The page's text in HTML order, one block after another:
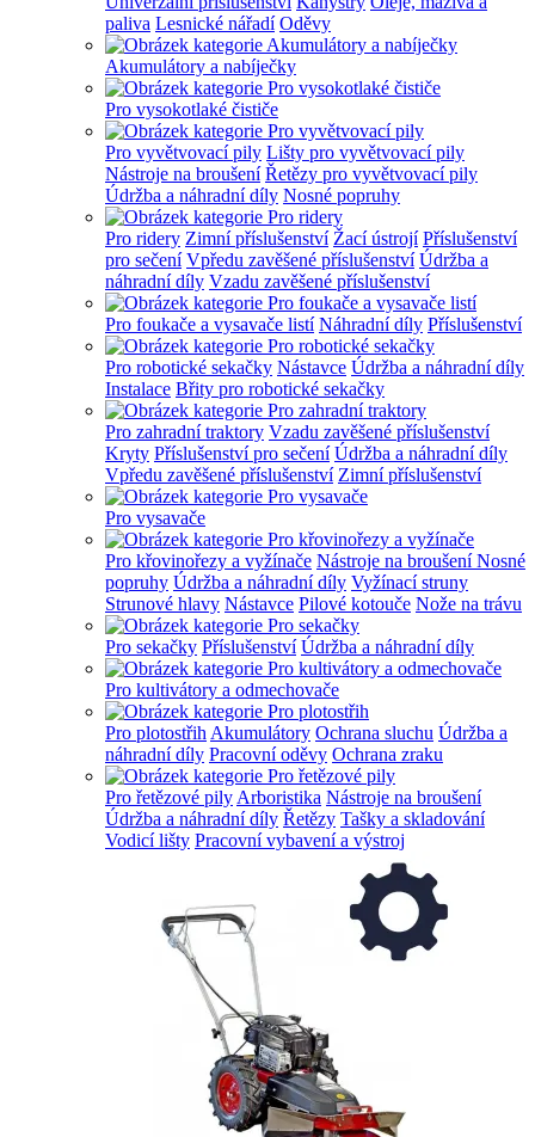
paliva Lesnické nářadí Oděvy
Akumulátory a nabíječky
Pro vysokotlaké čističe
Pro vyvětvovací pily Lišty pro vyvětvovací pily
Nástroje na broušení Řetězy pro vyvětvovací pily
Údržba a náhradní díly Nosné popruhy
Pro ridery Zimní příslušenství Žací ústrojí Příslušenství
pro sečení Vpředu zavěšené příslušenství Údržba a
náhradní díly Vzadu zavěšené příslušenství
Pro foukače a vysavače listí Náhradní díly Příslušenství
Pro robotické sekačky Nástavce Údržba a náhradní díly
Instalace Břity pro robotické sekačky
Pro zahradní traktory Vzadu zavěšené příslušenství
Kryty Příslušenství pro sečení Údržba a náhradní díly
Vpředu zavěšené příslušenství Zimní příslušenství
Pro vysavače
Pro křovinořezy a vyžínače Nástroje na broušeníNosné
popruhy Údržba a náhradní díly Vyžínací struny
Strunové hlavy Nástavce Pilové kotouče Nože na trávu
Pro sekačky Příslušenství Údržba a náhradní díly
Pro kultivátory a odmechovače
Pro plotostřih Akumulátory Ochrana sluchu Údržba a
náhradní díly Pracovní oděvy Ochrana zraku
Pro řetězové pily Arboristika Nástroje na broušení
Údržba a náhradní díly Řetězy Tašky a skladování
Vodicí lišty Pracovní vybavení a výstroj